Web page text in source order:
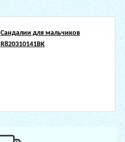
Сандалии для мальчиков
R820310141BK